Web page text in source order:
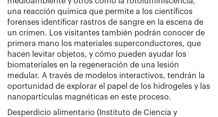
una reacción química que permite a los científicos
forenses identificar rastros de sangre en la escena de
un crimen. Los visitantes también podrán conocer de
primera mano los materiales superconductores, que
hacen levitar objetos, y cómo pueden ayudar los
biomateriales en la regeneración de una lesión
medular. A través de modelos interactivos, tendrán la
oportunidad de explorar el papel de los hidrogeles y las
nanopartículas magnéticas en este proceso.
Desperdicio alimentario (Instituto de Ciencia y